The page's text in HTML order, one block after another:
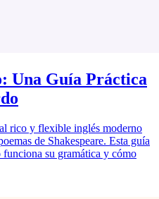
Una Guía Práctica
rico y flexible inglés moderno
de Shakespeare. Esta guía
su gramática y cómo